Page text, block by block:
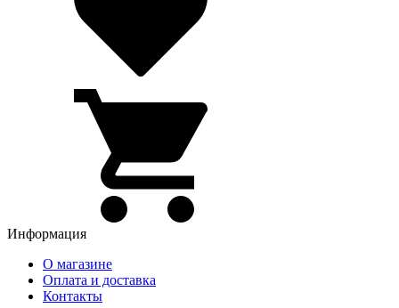
Информация
О магазине
Оплата и доставка
Контакты